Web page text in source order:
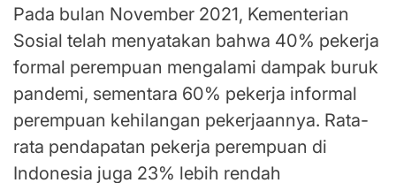
Pada bulan November 2021, Kementerian
Sosial telah menyatakan bahwa 40% pekerja
formal perempuan mengalami dampak buruk
pandemi, sementara 60% pekerja informal
perempuan kehilangan pekerjaannya. Rata-
rata pendapatan pekerja perempuan di
Indonesia juga 23% lebih rendah